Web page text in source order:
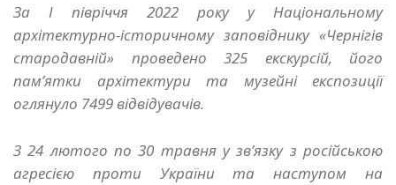
За І півріччя 2022 року у Національному
архітектурно-історичному заповіднику «Чернігів
стародавній» проведено 325 екскурсій, його
пам’ятки архітектури та музейні експозиції
оглянуло 7499 відвідувачів.
З 24 лютого по 30 травня у зв’язку з російською
агресією проти України та наступом на